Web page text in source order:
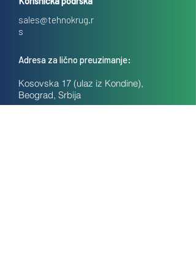
sales@tehnokrug.r
s
Adresa za lično preuzimanje:
Kosovska 17 (ulaz iz Kondine),
Beograd, Srbija